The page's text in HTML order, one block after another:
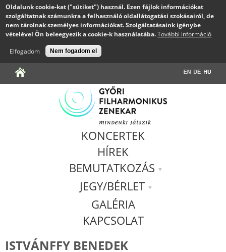
Oldalunk cookie-kat ("sütiket") használ. Ezen fájlok információkat
szolgáltatnak számunkra a felhasználó oldallátogatási szokásairól, de
nem tárolnak személyes információkat. Szolgáltatásaink igénybe
vételével Ön beleegyezik a cookie-k használatába.További információ
Elfogadom
Nem fogadom el
KONCERTEK
HÍREK
BEMUTATKOZÁS
JEGY/BÉRLET
GALÉRIA
KAPCSOLAT
ISTVÁNFFY BENEDEK